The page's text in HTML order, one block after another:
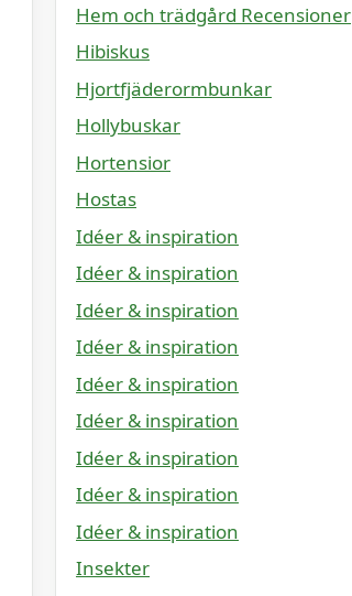
Hem och trädgård Recensioner
Hibiskus
Hjortfjäderormbunkar
Hollybuskar
Hortensior
Hostas
Idéer & inspiration
Idéer & inspiration
Idéer & inspiration
Idéer & inspiration
Idéer & inspiration
Idéer & inspiration
Idéer & inspiration
Idéer & inspiration
Idéer & inspiration
Insekter